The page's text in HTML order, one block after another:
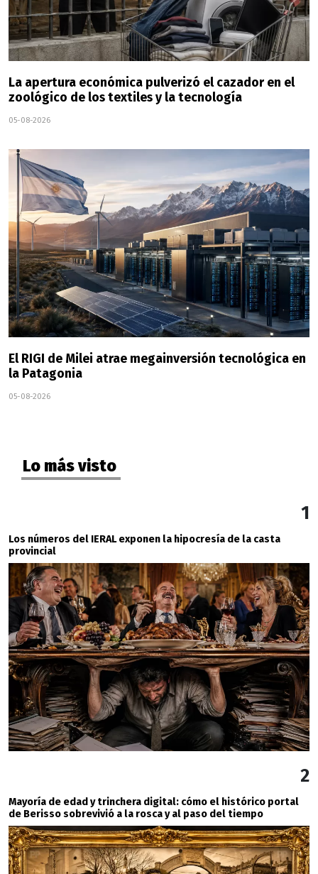
La apertura económica pulverizó el cazador en el
zoológico de los textiles y la tecnología
05-08-2026
El RIGI de Milei atrae megainversión tecnológica en
la Patagonia
05-08-2026
Lo más visto
1
Los números del IERAL exponen la hipocresía de la casta
provincial
2
Mayoría de edad y trinchera digital: cómo el histórico portal
de Berisso sobrevivió a la rosca y al paso del tiempo